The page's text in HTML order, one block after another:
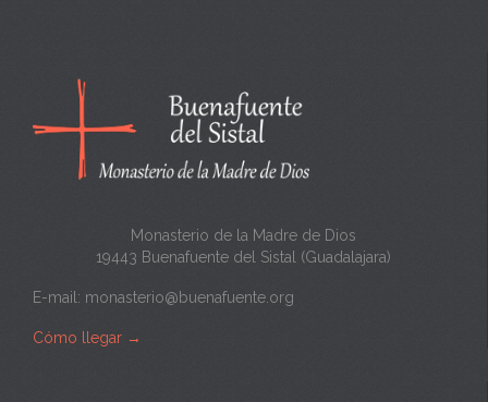
n
a
Monasterio de la Madre de Dios
19443 Buenafuente del Sistal (Guadalajara)
E-mail: monasterio@buenafuente.org
Cómo llegar →